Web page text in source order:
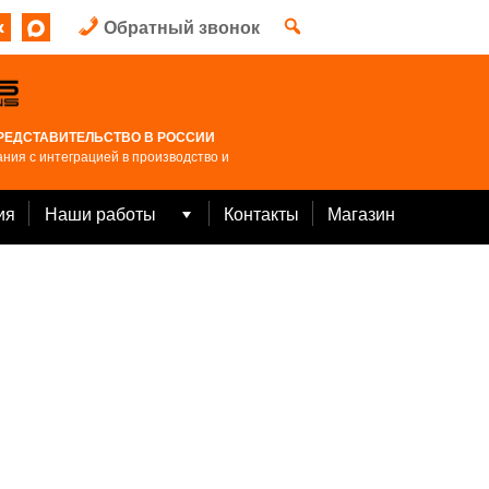
Обратный звонок
В РОССИИ
с интеграцией в производство и
Наши работы
Open
Контакты Магазин